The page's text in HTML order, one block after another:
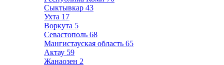
Сыктывкар 43
Ухта 17
Воркута 5
Севастополь 68
Мангистауская область 65
Актау 59
Жанаозен 2